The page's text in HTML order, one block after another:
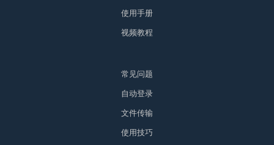
使用手册
视频教程
常见问题
自动登录
文件传输
使用技巧